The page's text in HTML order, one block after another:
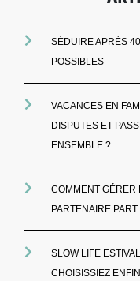
SÉDUIRE APRÈS
POSSIBLES
VACANCES EN
DISPUTES ET
ENSEMBLE ?
COMMENT GÉRER
PARTENAIRE
SLOW LIFE
CHOISISSIEZ